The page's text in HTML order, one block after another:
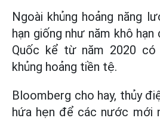
Ngoài khủng hoảng năng
hạn giống như năm khô
Quốc kể từ năm 2020 có
khủng hoảng tiền tệ.
Bloomberg cho hay, thủy
hứa hẹn để các nước mới